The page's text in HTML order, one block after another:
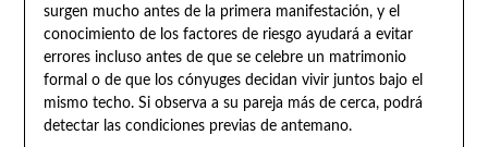
surgen mucho antes de la primera manifestación, y el
conocimiento de los factores de riesgo ayudará a evitar
errores incluso antes de que se celebre un matrimonio
formal o de que los cónyuges decidan vivir juntos bajo el
mismo techo. Si observa a su pareja más de cerca, podrá
detectar las condiciones previas de antemano.